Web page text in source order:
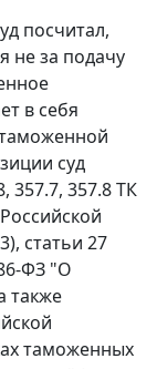
посчитал,
не за подачу
в себя
суд
357.7, 357.8ТК
статьи 27
ФЗ "О
также
таможенных